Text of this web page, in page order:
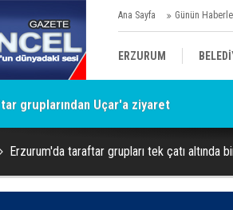
Ana Sayfa Günün
ERZURUM
SİYASET
KÜLTÜR/SANAT//
gruplarından Uçar'a ziyaret
Erzurum'da taraftar grupları tek çatı altında